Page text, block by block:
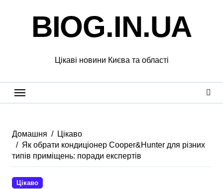
BIOG.IN.UA
Цікаві новини Києва та області
Домашня
Цікаво
Як обрати кондиціонер Cooper&Hunter для різних
типів приміщень: поради експертів
Цікаво